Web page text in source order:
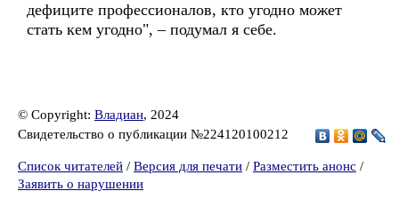
дефиците профессионалов, кто угодно может
стать кем угодно", – подумал я себе.
© Copyright: Владиан, 2024
Свидетельство о публикации №224120100212
Список читателей / Версия для печати / Разместить анонс /
Заявить о нарушении